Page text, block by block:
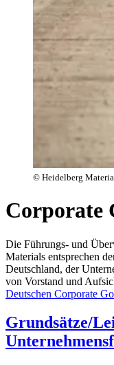
© Heidelberg
Corporate
Die Führungs- und
Materials entsprechen
Deutschland, der
von Vorstand und
Deutschen Corporate
Grundsätze/